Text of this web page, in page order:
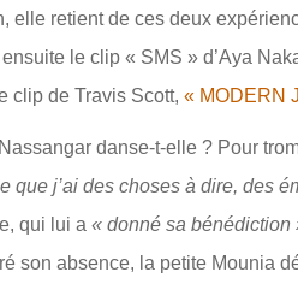
elle retient de ces deux
le clip « SMS » d’Aya
clip de Travis Scott, « MODERN
danse-t-elle ? Pour
que j’ai des choses à dire, des
qui lui a « donné sa bénédiction
son absence, la petite Mounia